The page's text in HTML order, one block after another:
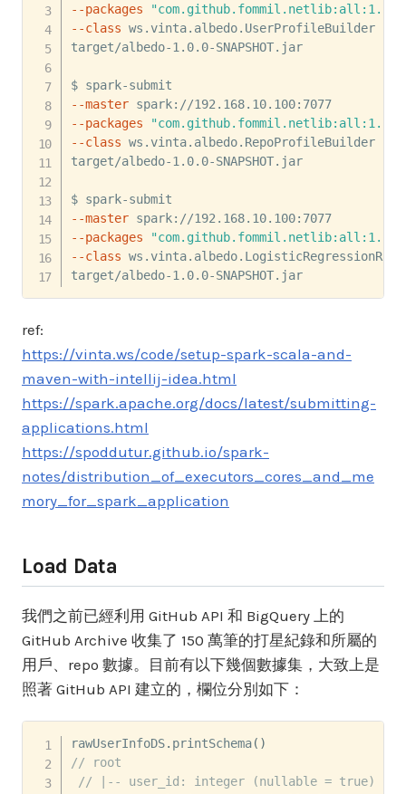
--packages
--class ws.vinta.albedo.UserProfileBuilder
target/albedo-1.0.0-SNAPSHOT.jar
--master
--packages
--class ws.vinta.albedo.RepoProfileBuilder
target/albedo-1.0.0-SNAPSHOT.jar
--master
--packages
--class
target/albedo-1.0.0-SNAPSHOT.jar
ref:
https://vinta.ws/code/setup-spark-scala-and-
maven-with-intellij-idea.html
https://spark.apache.org/docs/latest/submitting-
applications.html
https://spoddutur.github.io/spark-
notes/distribution_of_executors_cores_and_me
mory_for_spark_application
Load Data
我們之前已經利用 GitHub API 和 BigQuery 上的
GitHub Archive 收集了 150 萬筆的打星紀錄和所屬的
用戶、repo 數據。目前有以下幾個數據集，大致上是
照著 GitHub API 建立的，欄位分別如下：
rawUserInfoDS. printSchema( )
// root
// |-- user_id: integer (nullable = true)